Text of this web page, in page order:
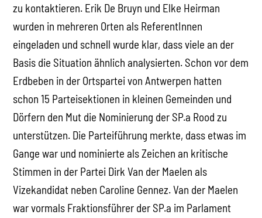
zu kontaktieren. Erik De Bruyn und Elke Heirman
wurden in mehreren Orten als ReferentInnen
eingeladen und schnell wurde klar, dass viele an der
Basis die Situation ähnlich analysierten. Schon vor dem
Erdbeben in der Ortspartei von Antwerpen hatten
schon 15 Parteisektionen in kleinen Gemeinden und
Dörfern den Mut die Nominierung der SP.a Rood zu
unterstützen. Die Parteiführung merkte, dass etwas im
Gange war und nominierte als Zeichen an kritische
Stimmen in der Partei Dirk Van der Maelen als
Vizekandidat neben Caroline Gennez. Van der Maelen
war vormals Fraktionsführer der SP.a im Parlament